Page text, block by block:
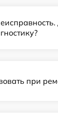
при